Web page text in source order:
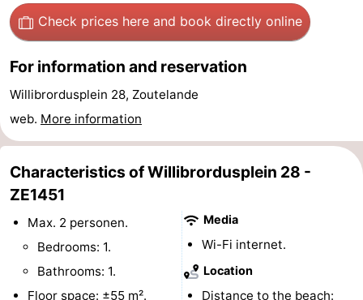
do
Museums
-
Galleries
-
Monuments
-
Churches
-
Lighthouses
-
points
Playgrounds
Check prices here and book directly online
For information and reservation
Willibrordusplein 28, Zoutelande
web. More information
Characteristics of Willibrordusplein 28 -
ZE1451
Max. 2 personen.
Bedrooms: 1.
Bathrooms: 1.
Floor space: ±55 m².
Media
Wi-Fi internet.
Location
Distance to the beach: